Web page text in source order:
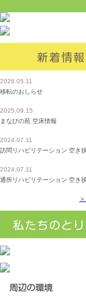
2026.05.11
移転のおしらせ
2025.09.15
まなびの苑 空床情報
2024.07.11
訪問リハビリテーション 空き
2024.07.11
通所リハビリテーション 空き